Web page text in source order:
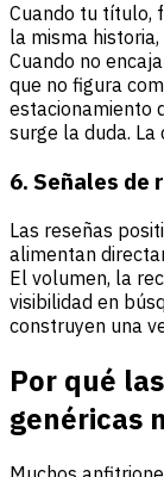
Cuando tu título,
la misma
Cuando no
que no figura
estacionamiento
surge la duda. La
6. Señales de
Las reseñas
alimentan
El volumen, la
visibilidad en
construyen una
Por qué
genéricas